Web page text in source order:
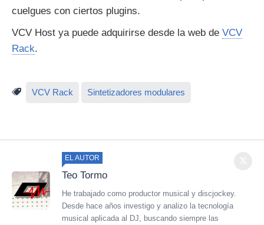
cuelgues con ciertos plugins.
VCV Host ya puede adquirirse desde la web de VCV
Rack.
VCV Rack Sintetizadores modulares
EL AUTOR
Teo Tormo
He trabajado como productor musical y discjockey.
Desde hace años investigo y analizo la tecnología
musical aplicada al DJ, buscando siempre las